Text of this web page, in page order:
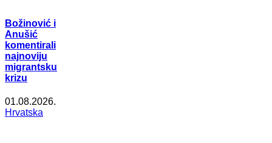
Božinović i
Anušić
komentirali
najnoviju
migrantsku
krizu
01.08.2026.
Hrvatska